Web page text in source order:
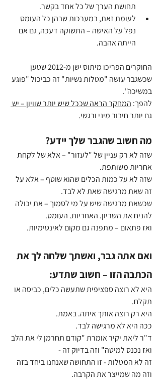
תחושת הערך של כל אחד בקשר.
לעומת זאת, במערכות שבהן כל העומס
נפל על האישה – התשוקה דעכה, גם אם
הייתה אהבה.
החוקרים הפריכו מיתוס ישן מ-2012 שטען
שכשגבר עושה "מטלות נשיות" זה כביכול "פוגע
במשיכה".
להפך: המחקר הראה שככל שיש יותר שוויון – יש
גם יותר חיבור מיני ורגשי.
מה חשוב שהגבר שלך יידע?
שזה לא רק עניין של "לעזור" – אלא של לקחת
אחריות משותפת.
שזה לא על כמות הכלים שהוא שוטף – אלא על
זה שאת מרגישה שאת לא לבד.
שכשאת מרגישה שיש על מי לסמוך – את יכולה
להניח את השריון. האחריות. העומס.
ואז פתאום – מתפנה גם מקום לאינטימיות.
ואם אתה גבר, ואשתך שלחה לך את
הכתבה הזו – חשוב שתדע:
היא לא רוצה ספציפית שתעשה כלים, כביסה או
תקלח.
היא רק רוצה אותך איתה. באמת.
ככה היא לא מרגישה לבד.
ד"ר ליאת יקיר אומרת "קודם תחרמן לי את הלב
ואז נכנס למיטה" וזה בדיוק זה -
זה לא המטלות - זו התחושה שאנחנו ביחד בזה
וזה מה שמייצר את הקרבה.